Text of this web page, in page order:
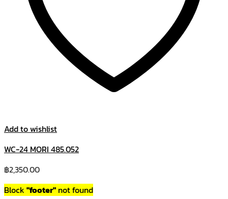
Add to wishlist
WC-24 MORI 485.052
฿2,350.00
Block "footer" not found